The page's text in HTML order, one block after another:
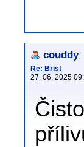
couddy
Re: Brist
27. 06. 2025